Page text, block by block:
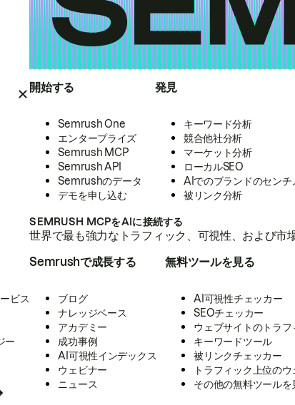
開始する
Semrush One
エンタープライズ
Semrush MCP
Semrush API
Semrushのデータ
デモを申し込む
発見
キーワード分析
競合他社分析
マーケット分析
ローカルSEO
AIでのブランドのセンチ
被リンク分析
SEMRUSH MCPをAIに接続する
世界で最も強力なトラフィック、可視性、および
ビス
ー
Semrushで成長する
ブログ
ナレッジベース
アカデミー
成功事例
AI可視性インデックス
ウェビナー
ニュース
無料ツールを見る
AI可視性チェッカー
SEOチェッカー
ウェブサイトのトラ
キーワードツール
被リンクチェッカー
トラフィック上位の
その他の無料ツールを